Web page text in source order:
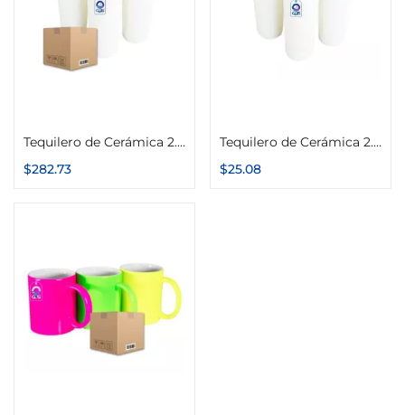
Tequilero de Cerámica 2.5oz Interior de Color Caja con 12 piezas
$282.73
Tequilero de Cerámica 2.5oz Interior de Color
$25.08